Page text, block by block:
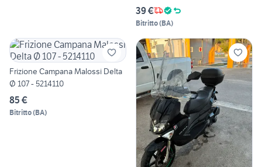
BP
39 €
Bitritto(BA)
Frizione Campana Malossi Delta
Ø 107 - 5214110
85 €
Bitritto(BA)